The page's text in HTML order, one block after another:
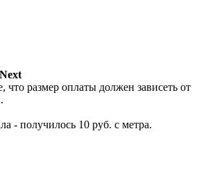
что размер оплаты должен зависеть от
- получилось 10 руб. с метра.